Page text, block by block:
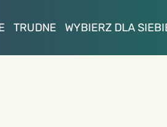
TRUDNE WYBIERZ DLA